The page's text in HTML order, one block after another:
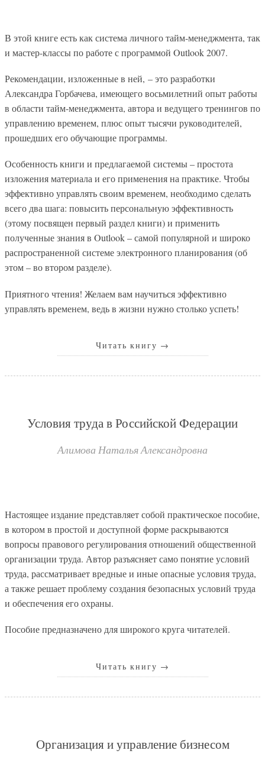
В этой книге есть как система личного тайм-менеджмента, так
и мастер-классы по работе с программой Outlook 2007.
Рекомендации, изложенные в ней, – это разработки
Александра Горбачева, имеющего восьмилетний опыт работы
в области тайм-менеджмента, автора и ведущего тренингов по
управлению временем, плюс опыт тысячи руководителей,
прошедших его обучающие программы.
Особенность книги и предлагаемой системы – простота
изложения материала и его применения на практике. Чтобы
эффективно управлять своим временем, необходимо сделать
всего два шага: повысить персональную эффективность
(этому посвящен первый раздел книги) и применить
полученные знания в Outlook – самой популярной и широко
распространенной системе электронного планирования (об
этом – во втором разделе).
Приятного чтения! Желаем вам научиться эффективно
управлять временем, ведь в жизни нужно столько успеть!
Читать книгу →
Условия труда в Российской Федерации
Алимова Наталья Александровна
Настоящее издание представляет собой практическое пособие,
в котором в простой и доступной форме раскрываются
вопросы правового регулирования отношений общественной
организации труда. Автор разъясняет само понятие условий
труда, рассматривает вредные и иные опасные условия труда,
а также решает проблему создания безопасных условий труда
и обеспечения его охраны.
Пособие предназначено для широкого круга читателей.
Читать книгу →
Организация и управление бизнесом